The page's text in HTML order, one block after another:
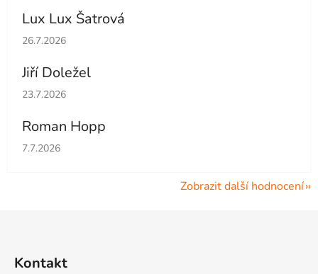
Lux Lux Šatrová
Hodnocení obchodu je 5 z 5 hvězdiček.
26.7.2026
Jiří Doležel
Hodnocení obchodu je 5 z 5 hvězdiček.
23.7.2026
Roman Hopp
Hodnocení obchodu je 5 z 5 hvězdiček.
7.7.2026
Zobrazit další hodnocení
Kontakt